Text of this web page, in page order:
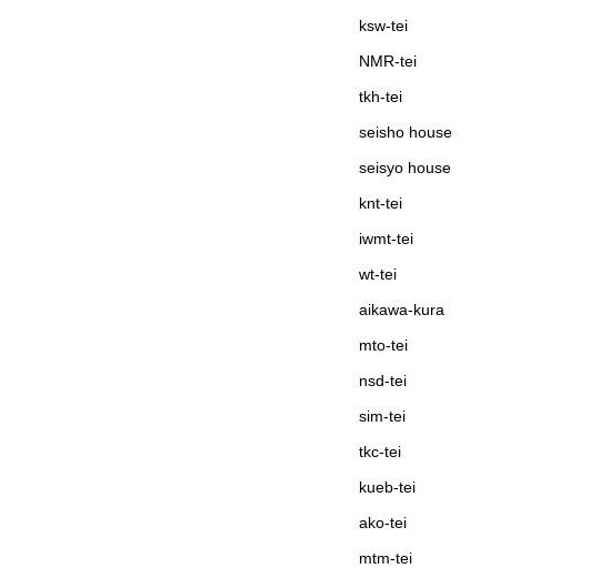
ksw-tei
NMR-tei
tkh-tei
seisho house
seisyo house
knt-tei
iwmt-tei
wt-tei
aikawa-kura
mto-tei
nsd-tei
sim-tei
tkc-tei
kueb-tei
ako-tei
mtm-tei